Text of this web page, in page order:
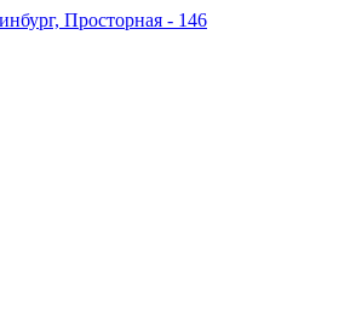
Просторная - 146